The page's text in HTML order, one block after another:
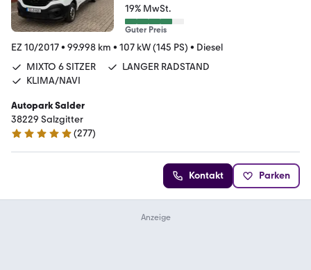
19% MwSt.
Guter Preis
EZ 10/2017• 99.998 km • 107 kW (145 PS) • Diesel
MIXTO 6 SITZER
LANGER RADSTAND
KLIMA/NAVI
Autopark Salder
38229 Salzgitter
5 Sterne
(277)
Kontakt Parken